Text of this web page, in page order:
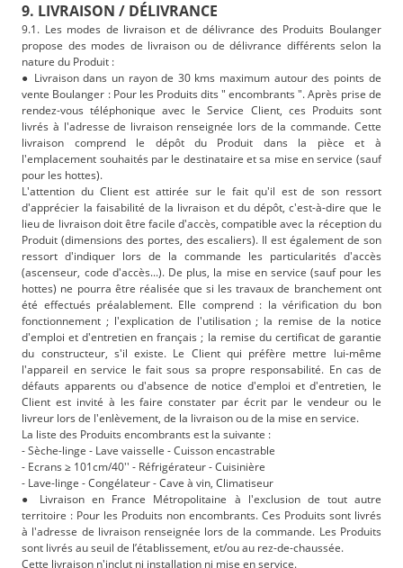
9. LIVRAISON / DÉLIVRANCE
9.1. Les modes de livraison et de délivrance des Produits Boulanger
propose des modes de livraison ou de délivrance différents selon la
nature du Produit :
● Livraison dans un rayon de 30 kms maximum autour des points de
vente Boulanger : Pour les Produits dits " encombrants ". Après prise de
rendez-vous téléphonique avec le Service Client, ces Produits sont
livrés à l'adresse de livraison renseignée lors de la commande. Cette
livraison comprend le dépôt du Produit dans la pièce et à
l'emplacement souhaités par le destinataire et sa mise en service (sauf
pour les hottes).
L'attention du Client est attirée sur le fait qu'il est de son ressort
d'apprécier la faisabilité de la livraison et du dépôt, c'est-à-dire que le
lieu de livraison doit être facile d'accès, compatible avec la réception du
Produit (dimensions des portes, des escaliers). Il est également de son
ressort d'indiquer lors de la commande les particularités d'accès
(ascenseur, code d'accès...). De plus, la mise en service (sauf pour les
hottes) ne pourra être réalisée que si les travaux de branchement ont
été effectués préalablement. Elle comprend : la vérification du bon
fonctionnement ; l'explication de l'utilisation ; la remise de la notice
d'emploi et d'entretien en français ; la remise du certificat de garantie
du constructeur, s'il existe. Le Client qui préfère mettre lui-même
l'appareil en service le fait sous sa propre responsabilité. En cas de
défauts apparents ou d'absence de notice d'emploi et d'entretien, le
Client est invité à les faire constater par écrit par le vendeur ou le
livreur lors de l'enlèvement, de la livraison ou de la mise en service.
La liste des Produits encombrants est la suivante :
- Sèche-linge - Lave vaisselle - Cuisson encastrable
- Ecrans ≥ 101cm/40'' - Réfrigérateur - Cuisinière
- Lave-linge - Congélateur - Cave à vin, Climatiseur
● Livraison en France Métropolitaine à l'exclusion de tout autre
territoire : Pour les Produits non encombrants. Ces Produits sont livrés
à l'adresse de livraison renseignée lors de la commande. Les Produits
sont livrés au seuil de l’établissement, et/ou au rez-de-chaussée.
Cette livraison n'inclut ni installation ni mise en service.